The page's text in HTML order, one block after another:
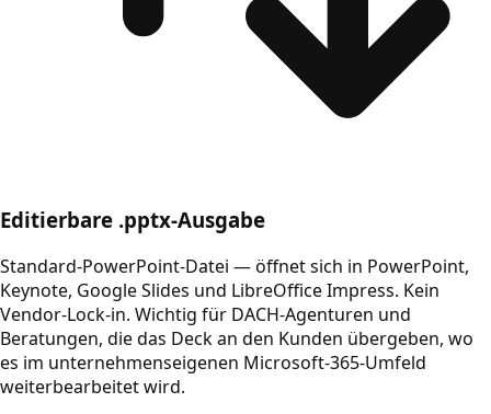
Editierbare .pptx-Ausgabe
Standard-PowerPoint-Datei — öffnet sich in PowerPoint,
Keynote, Google Slides und LibreOffice Impress. Kein
Vendor-Lock-in. Wichtig für DACH-Agenturen und
Beratungen, die das Deck an den Kunden übergeben, wo
es im unternehmenseigenen Microsoft-365-Umfeld
weiterbearbeitet wird.